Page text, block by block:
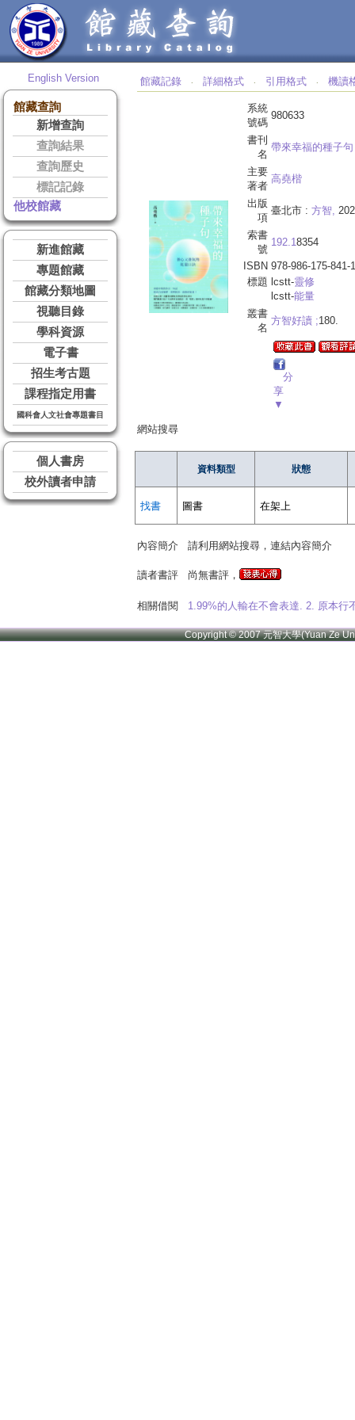
English Version
館藏查詢
新增查詢
查詢結果
查詢歷史
標記記錄
他校館藏
新進館藏
專題館藏
館藏分類地圖
視聽目錄
學科資源
電子書
招生考古題
課程指定用書
國科會人文社會專題書目
個人書房
校外讀者申請
館藏記錄 ‧ 詳細格式 ‧ 引用格式 ‧ 機讀
系統
號碼
980633
書刊
名
帶來幸福的種子
主要
著者
高堯楷
出版
項
臺北市 : 方智,
索書
號
192.18354
ISBN 978-986-175-841-1
標題 lcstt-靈修
lcstt-能量
叢書
名
方智好讀 ;180.
分
享
▼
網站搜尋
資料類型 狀態
找書 圖書 在架上
內容簡介 請利用網站搜尋，連結內容簡介
讀者書評 尚無書評，
相關借閱 1.99%的人輸在不會表達. 2. 原本行
Copyright © 2007 元智大學(Yuan Ze